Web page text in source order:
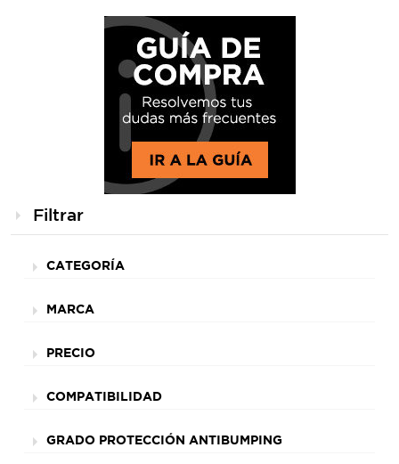
Filtrar
CATEGORÍA
MARCA
PRECIO
COMPATIBILIDAD
GRADO PROTECCIÓN ANTIBUMPING